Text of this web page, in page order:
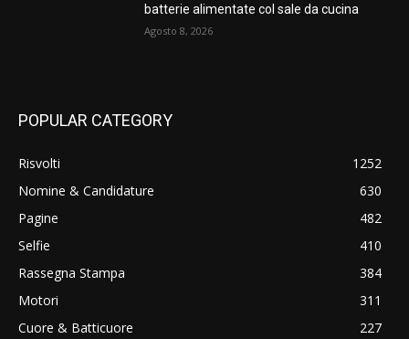
batterie alimentate col sale da cucina
Agosto 8, 2026
POPULAR CATEGORY
Risvolti
1252
Nomine & Candidature
630
Pagine
482
Selfie
410
Rassegna Stampa
384
Motori
311
Cuore & Batticuore
227